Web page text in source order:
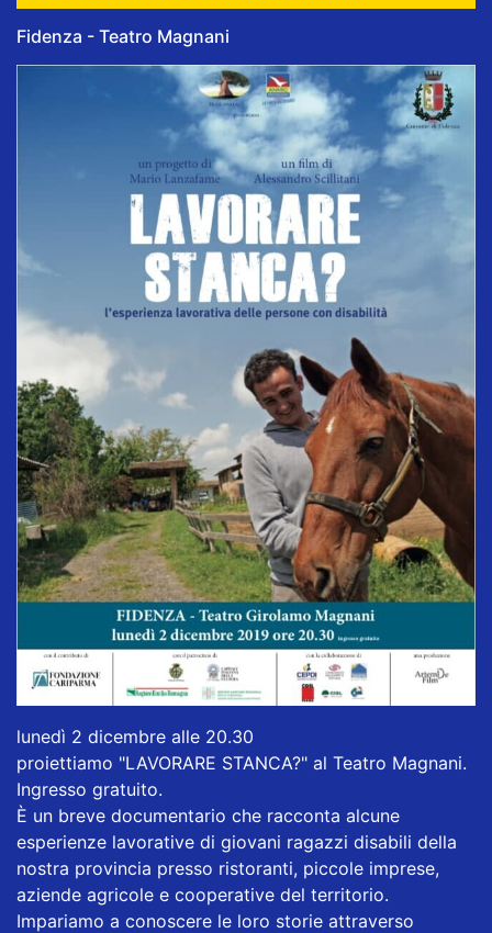
Fidenza - Teatro Magnani
lunedì 2 dicembre alle 20.30
proiettiamo "LAVORARE STANCA?" al Teatro Magnani.
Ingresso gratuito.
È un breve documentario che racconta alcune
esperienze lavorative di giovani ragazzi disabili della
nostra provincia presso ristoranti, piccole imprese,
aziende agricole e cooperative del territorio.
Impariamo a conoscere le loro storie attraverso